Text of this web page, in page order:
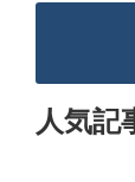
人気記